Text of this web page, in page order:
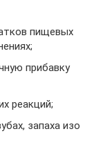
пищевых
прибавку
реакций;
запаха изо